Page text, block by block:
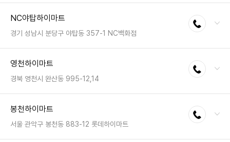
팩스 : 050-2222-1885
영업시간 : 금일 10:30~20:30
NC야탑하이마트
경기 성남시 분당구 야탑동 357-1 NC백화점
전화연결
팩스 : 05023331529
영업시간 : 금일 10:30~22:00
영천하이마트
경북 영천시 완산동 995-12,14
전화연결
팩스 : 050-2222-1668
영업시간 : 금일 10:30~20:30
봉천하이마트
서울 관악구 봉천동 883-12 롯데하이마트
전화연결